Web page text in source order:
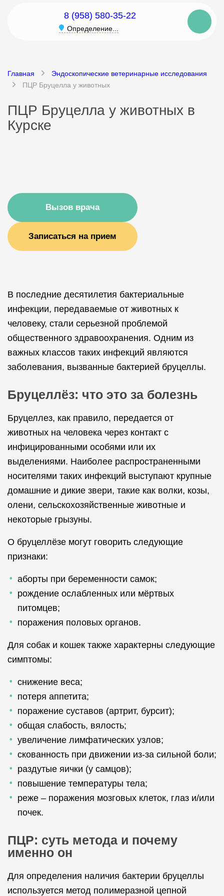
8 (958) 580-35-22
Определение...
Главная
Эндоскопические ветеринарные исследования
ПЦР Бруцелла у животных
ПЦР Бруцелла у животных в
Курске
Вызов врача
Записаться на прием
В последние десятилетия бактериальные
инфекции, передаваемые от животных к
человеку, стали серьезной проблемой
общественного здравоохранения. Одним из
важных классов таких инфекций являются
заболевания, вызванные бактерией бруцеллы.
Бруцеллёз: что это за болезнь
Бруцеллез, как правило, передается от
животных на человека через контакт с
инфицированными особями или их
выделениями. Наиболее распространенными
носителями таких инфекций выступают крупные
домашние и дикие звери, такие как волки, козы,
олени, сельскохозяйственные животные и
некоторые грызуны.
О бруцеллёзе могут говорить следующие
признаки:
аборты при беременности самок;
рождение ослабленных или мёртвых
питомцев;
поражения половых органов.
Для собак и кошек также характерны следующие
симптомы:
снижение веса;
потеря аппетита;
поражение суставов (артрит, бурсит);
общая слабость, вялость;
увеличение лимфатических узлов;
скованность при движении из-за сильной боли;
раздутые яички (у самцов);
повышение температуры тела;
реже – поражения мозговых клеток, глаз и/или
почек.
ПЦР: суть метода и почему
именно он
Для определения наличия бактерии бруцеллы
используется метод полимеразной цепной